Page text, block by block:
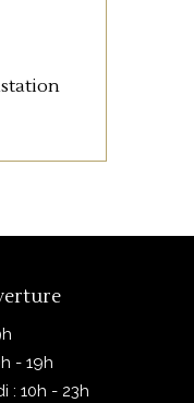
- 19h
: 10h - 23h